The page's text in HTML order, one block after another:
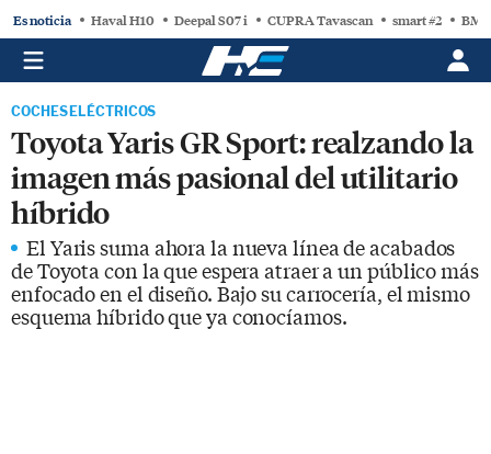
Es noticia Haval H10 Deepal S07 i CUPRA Tavascan smart #2
COCHES ELÉCTRICOS
Toyota Yaris GR Sport: realzando la
imagen más pasional del utilitario
híbrido
El Yaris suma ahora la nueva línea de acabados
de Toyota con la que espera atraer a un público más
enfocado en el diseño. Bajo su carrocería, el mismo
esquema híbrido que ya conocíamos.